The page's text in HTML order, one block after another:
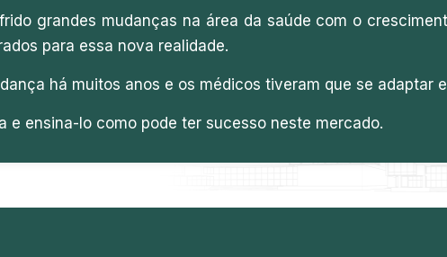
grandes mudanças na área da saúde com o
para essa nova realidade.
há muitos anos e os médicos tiveram que se adaptar
e ensina-lo como pode ter sucesso neste mercado.